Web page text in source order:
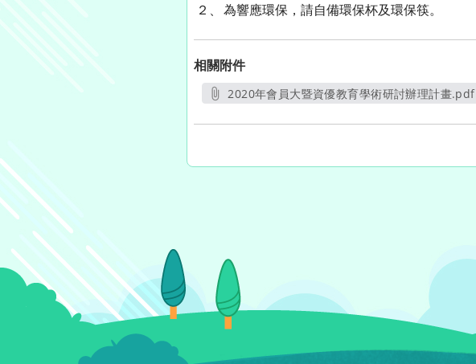
２、 為響應環保，請自備環保杯及環保筷。
相關附件
2020年會員大暨資優教育學術研討辦理計畫.pdf